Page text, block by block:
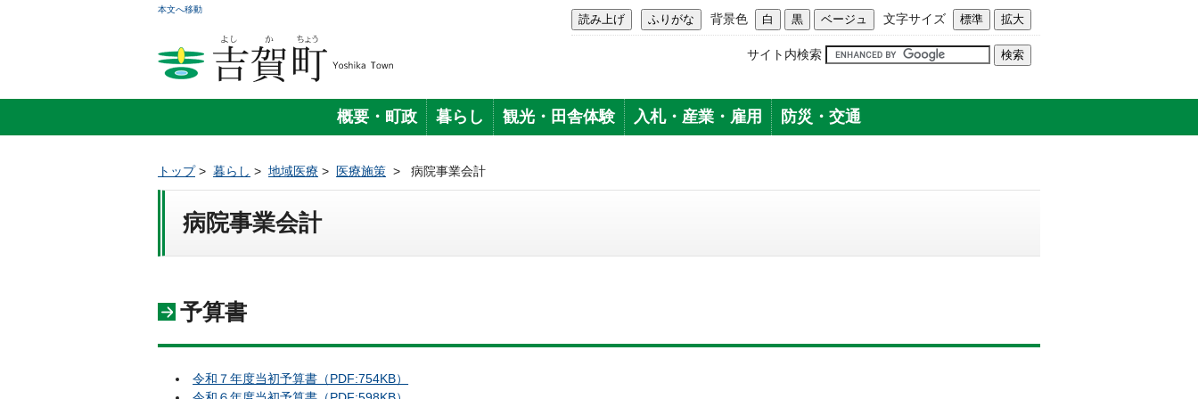
本文へ移動
背景色 文字サイズ
サイト内検索
概要・町政 暮らし 観光・田舎体験 入札・産業・雇用 防災・交通
トップ> 暮らし > 地域医療 > 医療施策 > 病院事業会計
病院事業会計
予算書
令和７年度当初予算書（PDF:754KB）